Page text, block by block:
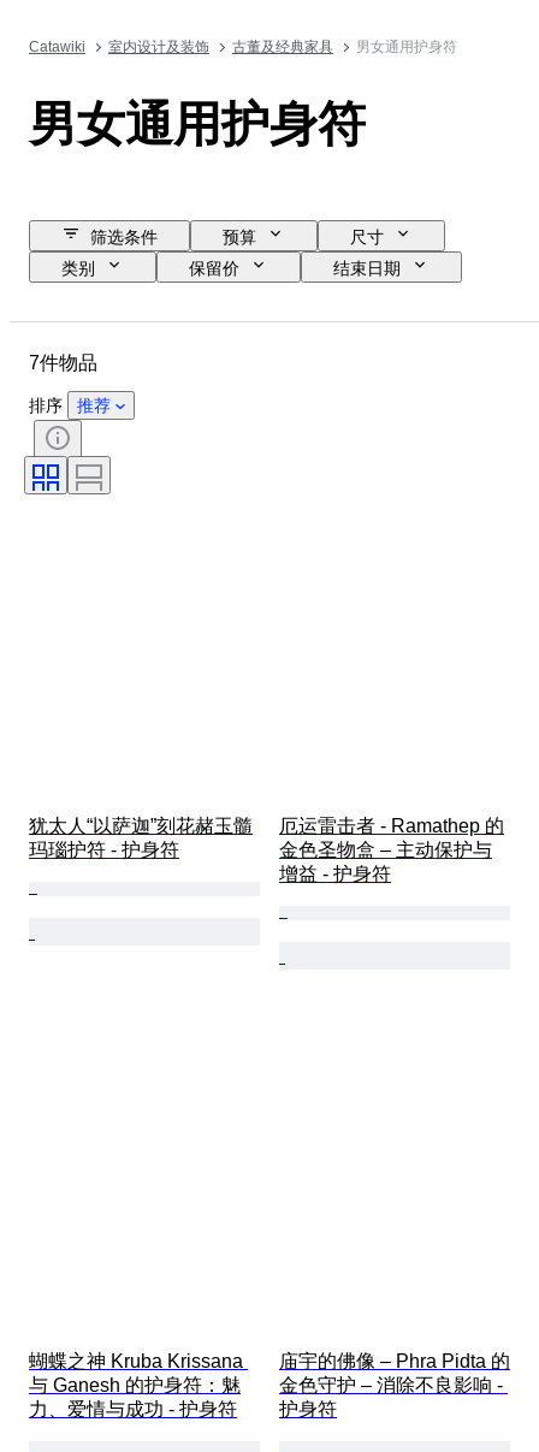
Catawiki 室内设计及装饰 古董及经典家具 男女通用护身符
男女通用护身符
筛选条件 预算
尺寸
类别
保留价
结束日期
时代
7件物品
排序 推荐
犹太人“以萨迦”刻花赭玉髓
玛瑙护符 - 护身符
厄运雷击者 - Ramathep 的
金色圣物盒 – 主动保护与
增益 - 护身符
蝴蝶之神 Kruba Krissana
与 Ganesh 的护身符：魅
力、爱情与成功 - 护身符
庙宇的佛像 – Phra Pidta 的
金色守护 – 消除不良影响 -
护身符